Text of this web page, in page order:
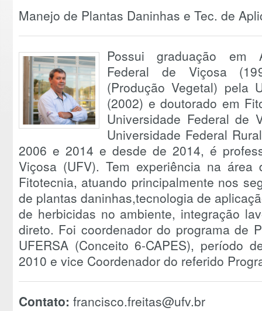
Manejo de Plantas Daninhas e Tec. de
Possui graduação em
Federal de Viçosa
(Produção Vegetal) pela
(2002) e doutorado em
Universidade Federal de
Universidade Federal
2006 e 2014 e desde de 2014, é
Viçosa (UFV). Tem experiência na
Fitotecnia, atuando principalmente nos
de plantas daninhas,tecnologia de
de herbicidas no ambiente, integração
direto. Foi coordenador do programa de
UFERSA (Conceito 6-CAPES), período
2010 e vice Coordenador do referido
Contato: francisco.freitas@ufv.br